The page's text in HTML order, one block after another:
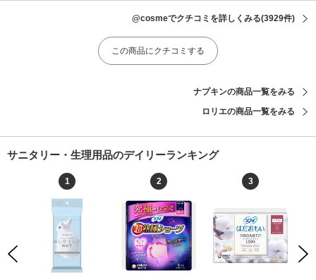
@cosmeでクチコミを詳しくみる(3929件)
この商品にクチコミする
ナプキンの商品一覧をみる
ロリエの商品一覧をみる
サニタリー・生理用品のデイリーランキング
Previous
1 2 3
Next